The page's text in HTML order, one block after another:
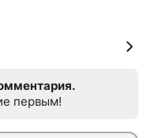
первым!